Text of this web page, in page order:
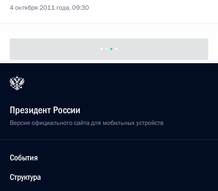
4 октября 2011 года, 09:30
Президент России
Версия официального сайта для мобильных устройств
События
Структура